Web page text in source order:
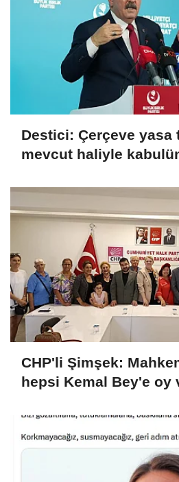
Destici: Çerçeve yasa
mevcut haliyle
CHP'li Şimşek:
hepsi Kemal Bey'e oy